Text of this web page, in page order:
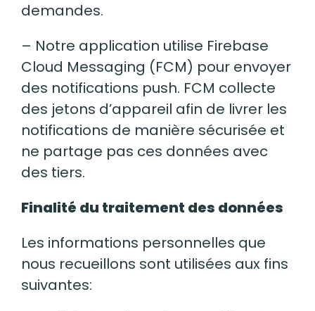
demandes.
– Notre application utilise Firebase
Cloud Messaging (FCM) pour envoyer
des notifications push. FCM collecte
des jetons d’appareil afin de livrer les
notifications de manière sécurisée et
ne partage pas ces données avec
des tiers.
Finalité du traitement des données
Les informations personnelles que
nous recueillons sont utilisées aux fins
suivantes: